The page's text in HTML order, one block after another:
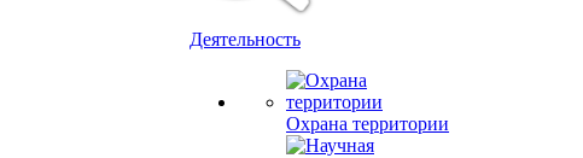
Деятельность
Охрана территории